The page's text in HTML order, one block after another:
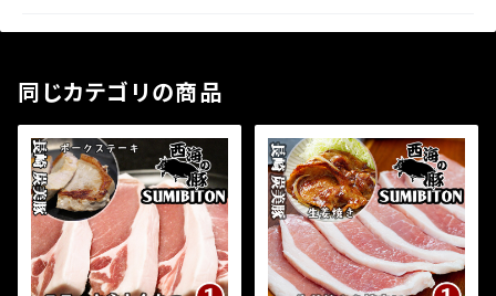
同じカテゴリの商品